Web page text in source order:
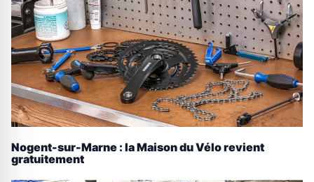
Nogent-sur-Marne : la Maison du Vélo revient
gratuitement